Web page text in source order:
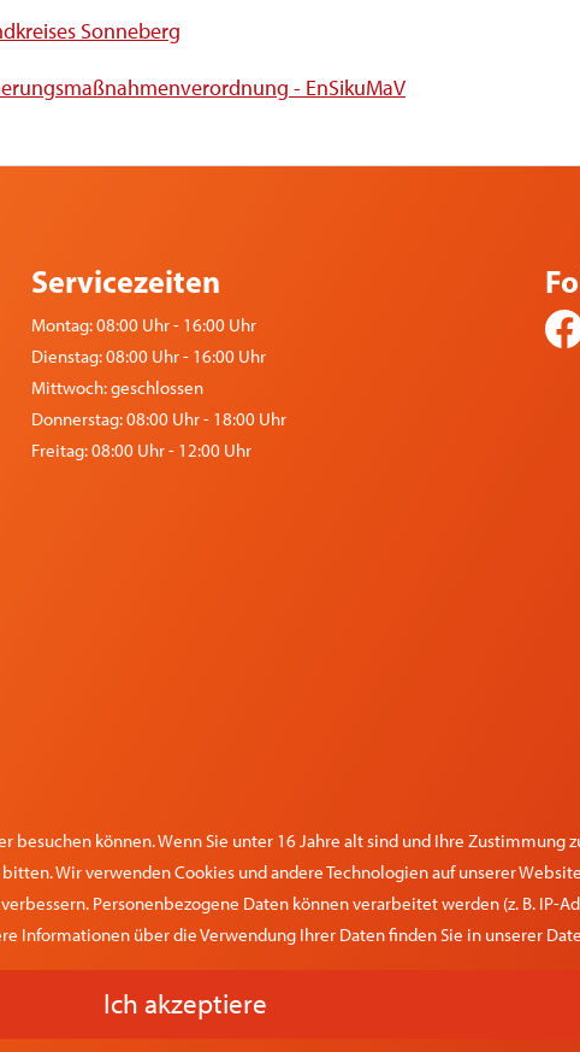
Sonneberg
- EnSikuMaV
Servicezeiten
Montag: 08:00 Uhr - 16:00 Uhr
Dienstag: 08:00 Uhr - 16:00 Uhr
Mittwoch: geschlossen
Donnerstag: 08:00 Uhr - 18:00 Uhr
Freitag: 08:00 Uhr - 12:00 Uhr
können. Wenn Sie unter 16 Jahre alt sind und Ihre Zustimmung
Wir verwenden Cookies und andere Technologien auf unserer
Personenbezogene Daten können verarbeitet werden (z. B. IP-
Informationen über die Verwendung Ihrer Daten finden Sie in unserer
Ich akzeptiere